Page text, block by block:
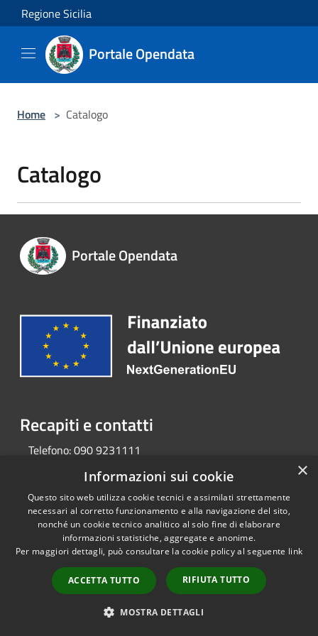
Salta al contenuto principale
Regione Sicilia
Portale Opendata
Home > Catalogo
Catalogo
Portale Opendata
Recapiti e contatti
Telefono:090 9231111
RSS
Accessibilità
Cookie
Mappa del sito
Copyright © 2026 • Portale
Opendata • Powered by
Municipium•Accesso
redazione
×
Informazioni sui cookie
Questo sito web utilizza cookie tecnici e assimilati strettamente
necessari al corretto funzionamento e alla navigazione del sito,
nonché un cookie tecnico analitico al solo fine di elaborare
informazioni statistiche, aggregate e anonime.
Per maggiori dettagli, può consultare la cookie policy al seguente link
ACCETTA TUTTO RIFIUTA TUTTO
MOSTRA DETTAGLI